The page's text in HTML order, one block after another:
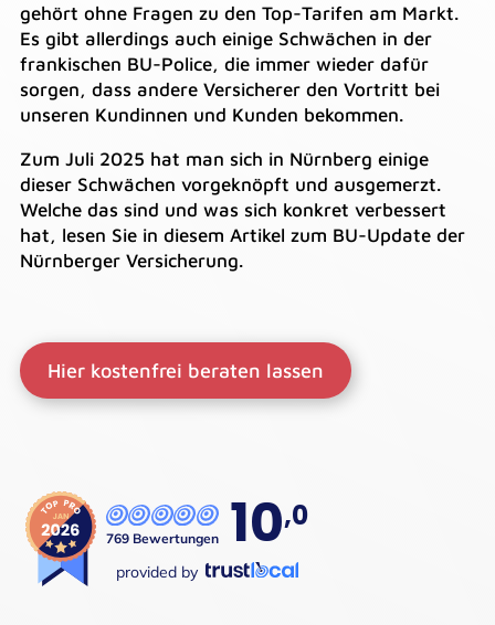
gehört ohne Fragen zu den Top-Tarifen am Markt.
Es gibt allerdings auch einige Schwächen in der
frankischen BU-Police, die immer wieder dafür
sorgen, dass andere Versicherer den Vortritt bei
unseren Kundinnen und Kunden bekommen.
Zum Juli 2025 hat man sich in Nürnberg einige
dieser Schwächen vorgeknöpft und ausgemerzt.
Welche das sind und was sich konkret verbessert
hat, lesen Sie in diesem Artikel zum BU-Update der
Nürnberger Versicherung.
Hier kostenfrei beraten lassen